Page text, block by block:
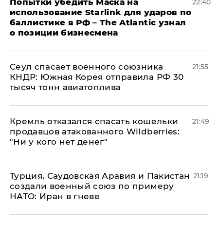
Попытки убедить Маска на
использование Starlink для ударов по
баллистике в РФ – The Atlantic узнал
о позиции бизнесмена
22:40
​Сеул спасает военного союзника
КНДР: Южная Корея отправила РФ 30
тысяч тонн авиатоплива
21:55
Кремль отказался спасать кошельки
продавцов атакованного Wildberries:
"Ни у кого нет денег"
21:49
Турция, Саудовская Аравия и Пакистан
создали военный союз по примеру
НАТО: Иран в гневе
21:19